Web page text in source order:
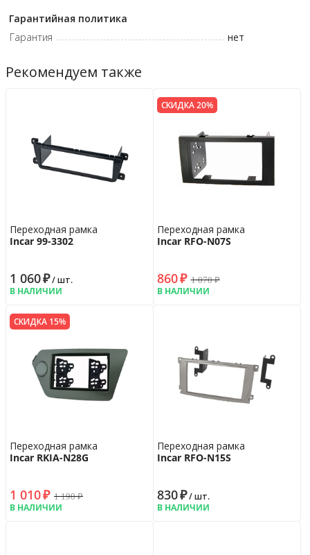
Гарантийная политика
Гарантия
нет
Рекомендуем также
Переходная рамка
Incar 99-3302
1 060₽/ шт.
В НАЛИЧИИ
СКИДКА 20%
Переходная рамка
Incar RFO-N07S
860₽ 1 070₽
В НАЛИЧИИ
СКИДКА 15%
Переходная рамка
Incar RKIA-N28G
1 010₽ 1 190₽
В НАЛИЧИИ
Переходная рамка
Incar RFO-N15S
830₽/ шт.
В НАЛИЧИИ